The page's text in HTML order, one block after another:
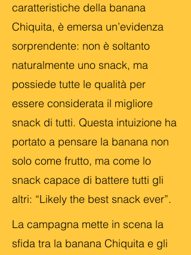
caratteristiche della banana
Chiquita, è emersa un’evidenza
sorprendente: non è soltanto
naturalmente uno snack, ma
possiede tutte le qualità per
essere considerata il migliore
snack di tutti. Questa intuizione ha
portato a pensare la banana non
solo come frutto, ma come lo
snack capace di battere tutti gli
altri: “Likely the best snack ever”.
La campagna mette in scena la
sfida tra la banana Chiquita e gli